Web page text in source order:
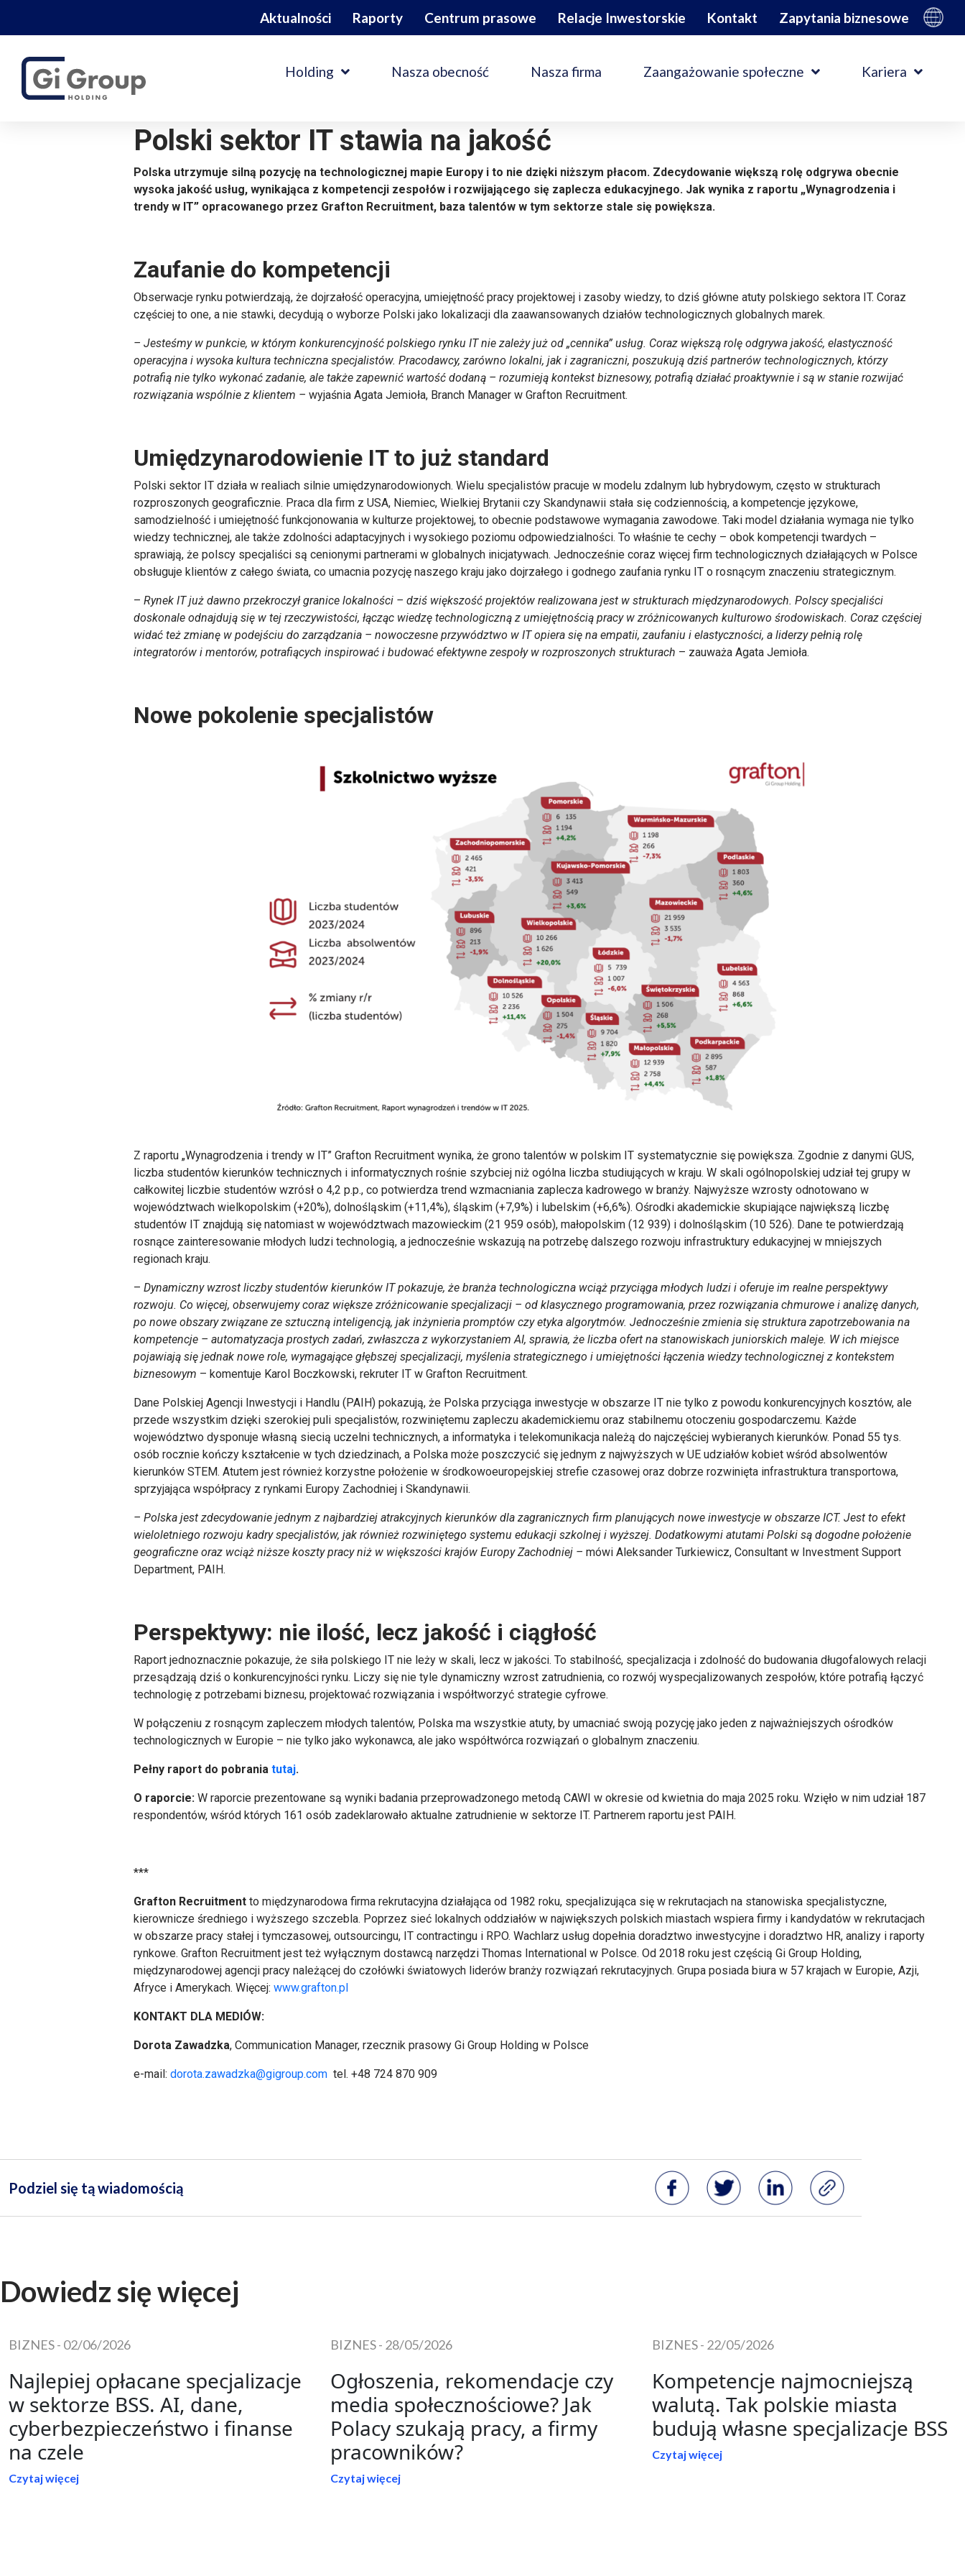
Aktualności Raporty Centrum prasowe Relacje Inwestorskie Kontakt Zapytania biznesowe
Holding Nasza obecność Nasza firma Zaangażowanie społeczne Kariera
Polski sektor IT stawia na jakość
Polska utrzymuje silną pozycję na technologicznej mapie Europy i to nie dzięki niższym płacom. Zdecydowanie większą rolę odgrywa obecnie
wysoka jakość usług, wynikająca z kompetencji zespołów i rozwijającego się zaplecza edukacyjnego. Jak wynika z raportu „Wynagrodzenia i
trendy w IT” opracowanego przez Grafton Recruitment, baza talentów w tym sektorze stale się powiększa.
Zaufanie do kompetencji
Obserwacje rynku potwierdzają, że dojrzałość operacyjna, umiejętność pracy projektowej i zasoby wiedzy, to dziś główne atuty polskiego sektora IT. Coraz
częściej to one, a nie stawki, decydują o wyborze Polski jako lokalizacji dla zaawansowanych działów technologicznych globalnych marek.
– Jesteśmy w punkcie, w którym konkurencyjność polskiego rynku IT nie zależy już od „cennika” usług. Coraz większą rolę odgrywa jakość, elastyczność
operacyjna i wysoka kultura techniczna specjalistów. Pracodawcy, zarówno lokalni, jak i zagraniczni, poszukują dziś partnerów technologicznych, którzy
potrafią nie tylko wykonać zadanie, ale także zapewnić wartość dodaną – rozumieją kontekst biznesowy, potrafią działać proaktywnie i są w stanie rozwijać
rozwiązania wspólnie z klientem –wyjaśnia Agata Jemioła, Branch Manager w Grafton Recruitment.
Umiędzynarodowienie IT to już standard
Polski sektor IT działa w realiach silnie umiędzynarodowionych. Wielu specjalistów pracuje w modelu zdalnym lub hybrydowym, często w strukturach
rozproszonych geograficznie. Praca dla firm z USA, Niemiec, Wielkiej Brytanii czy Skandynawii stała się codziennością, a kompetencje językowe,
samodzielność i umiejętność funkcjonowania w kulturze projektowej, to obecnie podstawowe wymagania zawodowe. Taki model działania wymaga nie tylko
wiedzy technicznej, ale także zdolności adaptacyjnych i wysokiego poziomu odpowiedzialności. To właśnie te cechy – obok kompetencji twardych –
sprawiają, że polscy specjaliści są cenionymi partnerami w globalnych inicjatywach. Jednocześnie coraz więcej firm technologicznych działających w Polsce
obsługuje klientów z całego świata, co umacnia pozycję naszego kraju jako dojrzałego i godnego zaufania rynku IT o rosnącym znaczeniu strategicznym.
–Rynek IT już dawno przekroczył granice lokalności – dziś większość projektów realizowana jest w strukturach międzynarodowych. Polscy specjaliści
doskonale odnajdują się w tej rzeczywistości, łącząc wiedzę technologiczną z umiejętnością pracy w zróżnicowanych kulturowo środowiskach. Coraz częściej
widać też zmianę w podejściu do zarządzania – nowoczesne przywództwo w IT opiera się na empatii, zaufaniu i elastyczności, a liderzy pełnią rolę
integratorów i mentorów, potrafiących inspirować i budować efektywne zespoły w rozproszonych strukturach – zauważa Agata Jemioła.
Nowe pokolenie specjalistów
Z raportu „Wynagrodzenia i trendy w IT” Grafton Recruitment wynika, że grono talentów w polskim IT systematycznie się powiększa. Zgodnie z danymi GUS,
liczba studentów kierunków technicznych i informatycznych rośnie szybciej niż ogólna liczba studiujących w kraju. W skali ogólnopolskiej udział tej grupy w
całkowitej liczbie studentów wzrósł o 4,2 p.p., co potwierdza trend wzmacniania zaplecza kadrowego w branży. Najwyższe wzrosty odnotowano w
województwach wielkopolskim (+20%), dolnośląskim (+11,4%), śląskim (+7,9%) i lubelskim (+6,6%). Ośrodki akademickie skupiające największą liczbę
studentów IT znajdują się natomiast w województwach mazowieckim (21 959 osób), małopolskim (12 939) i dolnośląskim (10 526). Dane te potwierdzają
rosnące zainteresowanie młodych ludzi technologią, a jednocześnie wskazują na potrzebę dalszego rozwoju infrastruktury edukacyjnej w mniejszych
regionach kraju.
–Dynamiczny wzrost liczby studentów kierunków IT pokazuje, że branża technologiczna wciąż przyciąga młodych ludzi i oferuje im realne perspektywy
rozwoju. Co więcej, obserwujemy coraz większe zróżnicowanie specjalizacji – od klasycznego programowania, przez rozwiązania chmurowe i analizę danych,
po nowe obszary związane ze sztuczną inteligencją, jak inżynieria promptów czy etyka algorytmów. Jednocześnie zmienia się struktura zapotrzebowania na
kompetencje – automatyzacja prostych zadań, zwłaszcza z wykorzystaniem AI, sprawia, że liczba ofert na stanowiskach juniorskich maleje. W ich miejsce
pojawiają się jednak nowe role, wymagające głębszej specjalizacji, myślenia strategicznego i umiejętności łączenia wiedzy technologicznej z kontekstem
biznesowym – komentuje Karol Boczkowski, rekruter IT w Grafton Recruitment.
Dane Polskiej Agencji Inwestycji i Handlu (PAIH) pokazują, że Polska przyciąga inwestycje w obszarze IT nie tylko z powodu konkurencyjnych kosztów, ale
przede wszystkim dzięki szerokiej puli specjalistów, rozwiniętemu zapleczu akademickiemu oraz stabilnemu otoczeniu gospodarczemu. Każde
województwo dysponuje własną siecią uczelni technicznych, a informatyka i telekomunikacja należą do najczęściej wybieranych kierunków. Ponad 55 tys.
osób rocznie kończy kształcenie w tych dziedzinach, a Polska może poszczycić się jednym z najwyższych w UE udziałów kobiet wśród absolwentów
kierunków STEM. Atutem jest również korzystne położenie w środkowoeuropejskiej strefie czasowej oraz dobrze rozwinięta infrastruktura transportowa,
sprzyjająca współpracy z rynkami Europy Zachodniej i Skandynawii.
– Polska jest zdecydowanie jednym z najbardziej atrakcyjnych kierunków dla zagranicznych firm planujących nowe inwestycje w obszarze ICT. Jest to efekt
wieloletniego rozwoju kadry specjalistów, jak również rozwiniętego systemu edukacji szkolnej i wyższej. Dodatkowymi atutami Polski są dogodne położenie
geograficzne oraz wciąż niższe koszty pracy niż w większości krajów Europy Zachodniej –mówi Aleksander Turkiewicz, Consultant w Investment Support
Department, PAIH.
Perspektywy: nie ilość, lecz jakość i ciągłość
Raport jednoznacznie pokazuje, że siła polskiego IT nie leży w skali, lecz w jakości. To stabilność, specjalizacja i zdolność do budowania długofalowych relacji
przesądzają dziś o konkurencyjności rynku. Liczy się nie tyle dynamiczny wzrost zatrudnienia, co rozwój wyspecjalizowanych zespołów, które potrafią łączyć
technologię z potrzebami biznesu, projektować rozwiązania i współtworzyć strategie cyfrowe.
W połączeniu z rosnącym zapleczem młodych talentów, Polska ma wszystkie atuty, by umacniać swoją pozycję jako jeden z najważniejszych ośrodków
technologicznych w Europie – nie tylko jako wykonawca, ale jako współtwórca rozwiązań o globalnym znaczeniu.
Pełny raport do pobraniatutaj.
O raporcie:W raporcie prezentowane są wyniki badania przeprowadzonego metodą CAWI w okresie od kwietnia do maja 2025 roku. Wzięło w nim udział 187
respondentów, wśród których 161 osób zadeklarowało aktualne zatrudnienie w sektorze IT. Partnerem raportu jest PAIH.
***
Grafton Recruitment to międzynarodowa firma rekrutacyjna działająca od 1982 roku, specjalizująca się w rekrutacjach na stanowiska specjalistyczne,
kierownicze średniego i wyższego szczebla. Poprzez sieć lokalnych oddziałów w największych polskich miastach wspiera firmy i kandydatów w rekrutacjach
w obszarze pracy stałej i tymczasowej, outsourcingu, IT contractingu i RPO. Wachlarz usług dopełnia doradztwo inwestycyjne i doradztwo HR, analizy i raporty
rynkowe. Grafton Recruitment jest też wyłącznym dostawcą narzędzi Thomas International w Polsce. Od 2018 roku jest częścią Gi Group Holding,
międzynarodowej agencji pracy należącej do czołówki światowych liderów branży rozwiązań rekrutacyjnych. Grupa posiada biura w 57 krajach w Europie, Azji,
Afryce i Amerykach. Więcej:www.grafton.pl
KONTAKT DLA MEDIÓW:
Dorota Zawadzka, Communication Manager, rzecznik prasowy Gi Group Holding w Polsce
e-mail:dorota.zawadzka@gigroup.com tel. +48 724 870 909
Dowiedz się więcej
BIZNES- 02/06/2026
Najlepiej opłacane specjalizacje
w sektorze BSS. AI, dane,
cyberbezpieczeństwo i finanse
na czele
Czytaj więcej
BIZNES- 28/05/2026
Ogłoszenia, rekomendacje czy
media społecznościowe? Jak
Polacy szukają pracy, a firmy
pracowników?
Czytaj więcej
BIZNES- 22/05/2026
Kompetencje najmocniejszą
walutą. Tak polskie miasta
budują własne specjalizacje BSS
Czytaj więcej